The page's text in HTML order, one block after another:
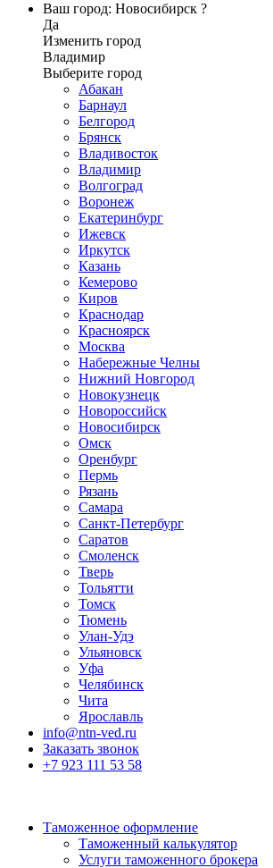
Ваш город: Новосибирск ?
Да
Изменить город
Владимир
Выберите город
Абакан
Барнаул
Белгород
Брянск
Владивосток
Владимир
Волгоград
Воронеж
Екатеринбург
Ижевск
Иркутск
Казань
Кемерово
Киров
Краснодар
Красноярск
Москва
Набережные Челны
Нижний Новгород
Новокузнецк
Новороссийск
Новосибирск
Омск
Оренбург
Пермь
Рязань
Самара
Санкт-Петербург
Саратов
Смоленск
Тверь
Тольятти
Томск
Тюмень
Улан-Удэ
Ульяновск
Уфа
Челябинск
Чита
Ярославль
info@ntn-ved.ru
Заказать звонок
+7 923 111 53 58
Таможенное оформление
Таможенный калькулятор
Услуги таможенного брокера